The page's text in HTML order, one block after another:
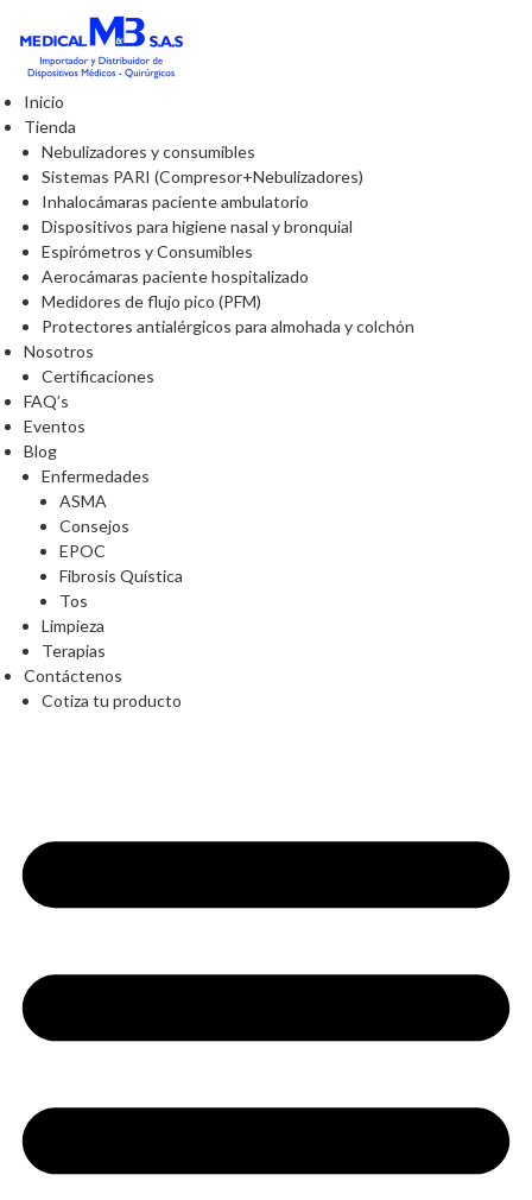
Inicio
Tienda
Nebulizadores y consumibles
Sistemas PARI (Compresor+Nebulizadores)
Inhalocámaras paciente ambulatorio
Dispositivos para higiene nasal y bronquial
Espirómetros y Consumibles
Aerocámaras paciente hospitalizado
Medidores de flujo pico (PFM)
Protectores antialérgicos para almohada y colchón
Nosotros
Certificaciones
FAQ’s
Eventos
Blog
Enfermedades
ASMA
Consejos
EPOC
Fibrosis Quística
Tos
Limpieza
Terapias
Contáctenos
Cotiza tu producto